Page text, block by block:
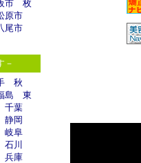
市
枚
原市
尾市
－
秋
島
東
千葉
静岡
岐阜
石川
兵庫